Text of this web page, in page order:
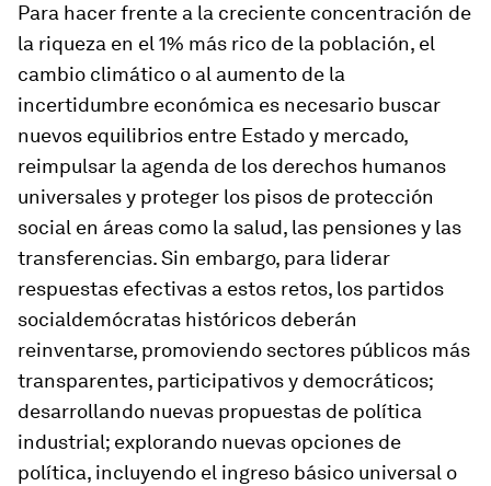
Para hacer frente a la creciente concentración de
la riqueza en el 1% más rico de la población, el
cambio climático o al aumento de la
incertidumbre económica es necesario buscar
nuevos equilibrios entre Estado y mercado,
reimpulsar la agenda de los derechos humanos
universales y proteger los pisos de protección
social en áreas como la salud, las pensiones y las
transferencias. Sin embargo, para liderar
respuestas efectivas a estos retos, los partidos
socialdemócratas históricos deberán
reinventarse, promoviendo sectores públicos más
transparentes, participativos y democráticos;
desarrollando nuevas propuestas de política
industrial; explorando nuevas opciones de
política, incluyendo el ingreso básico universal o